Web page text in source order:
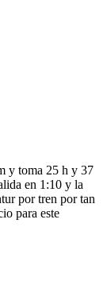
y toma 25 h y 37
en 1:10 y la
por tren por tan
para este